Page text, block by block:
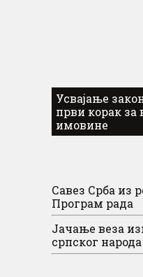
Усвајање
први корак за
имовине
Савез Срба из
Програм рада
Јачање веза
српског